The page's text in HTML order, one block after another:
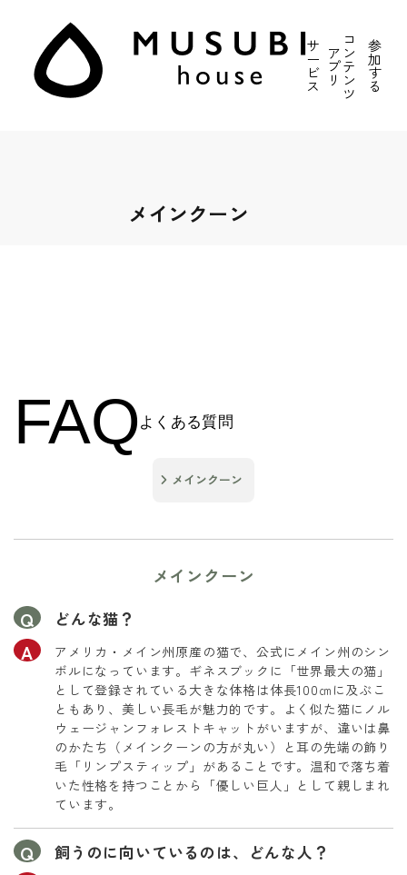
サ
ー
ビ
ス
ア
プ
リ
コ
ン
テ
ン
ツ
参
加
す
る
メインクーン
FAQ よくある質問
メインクーン
メインクーン
どんな猫？
アメリカ・メイン州原産の猫で、公式にメイン州のシン
ボルになっています。ギネスブックに「世界最大の猫」
として登録されている大きな体格は体長100㎝に及ぶこ
ともあり、美しい長毛が魅力的です。よく似た猫にノル
ウェージャンフォレストキャットがいますが、違いは鼻
のかたち（メインクーンの方が丸い）と耳の先端の飾り
毛「リンプスティップ」があることです。温和で落ち着
いた性格を持つことから「優しい巨人」として親しまれ
ています。
飼うのに向いているのは、どんな人？